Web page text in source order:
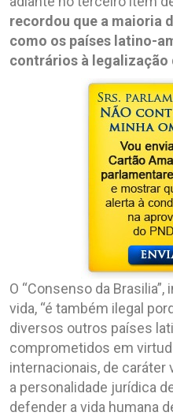
recordou que a maioria
como os países latino-
contrários à legalização
O “Consenso da
vida, “é também ilegal
diversos outros países
comprometidos em
internacionais, de caráter
a personalidade jurídica
defender a vida humana